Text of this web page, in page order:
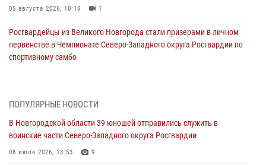
05 августа 2026, 10:19 1
Росгвардейцы из Великого Новгорода стали призерами в личном
первенстве в Чемпионате Северо-Западного округа Росгвардии по
спортивному самбо
детского лагеря
04 августа 2026, 09:13 5
Новгородские росгвардейцы за неделю осуществили 203 выезда на
ПОПУЛЯРНЫЕ НОВОСТИ
В Новгородской области 39 юношей отправились служить в
воинские части Северо-Западного округа Росгвардии
08 июля 2026, 13:53 9